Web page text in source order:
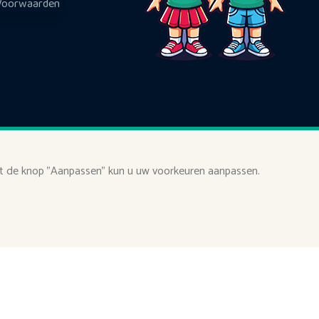
knop "Aanpassen" kun u uw voorkeuren aanpassen.